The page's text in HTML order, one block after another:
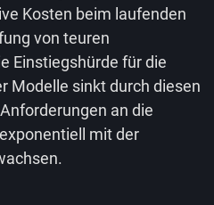
Kosten beim laufenden
von teuren
Einstiegshürde für die
Modelle sinkt durch diesen
an die
mit der